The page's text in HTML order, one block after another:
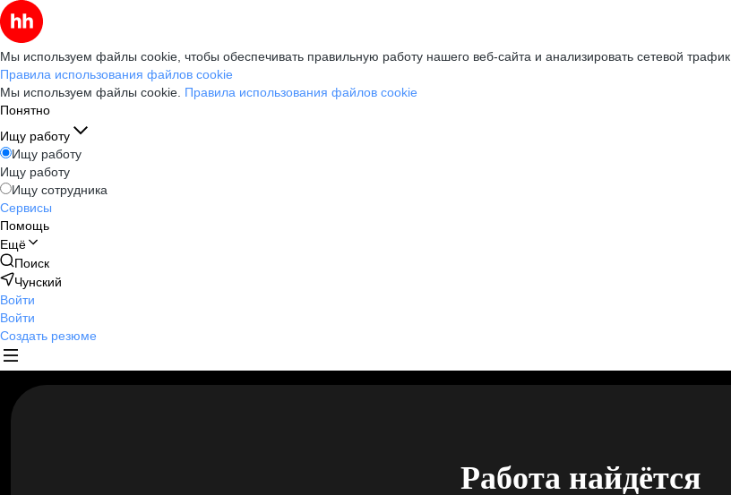
Мы используем файлы cookie, чтобы обеспечивать правильную работу нашего веб-сайта и анализировать сетевой трафик.
Правила использования файлов cookie
Мы используем файлы cookie. Правила использования файлов cookie
Понятно
Ищу работу
Ищу работу
Ищу работу
Ищу сотрудника
Сервисы
Помощь
Ещё
Поиск
Чунский
Войти
Войти
Создать резюме
Работа найдётся